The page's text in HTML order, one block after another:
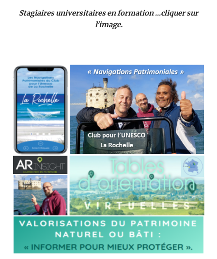
Stagiaires universitaires en formation ...cliquer sur
l'image.